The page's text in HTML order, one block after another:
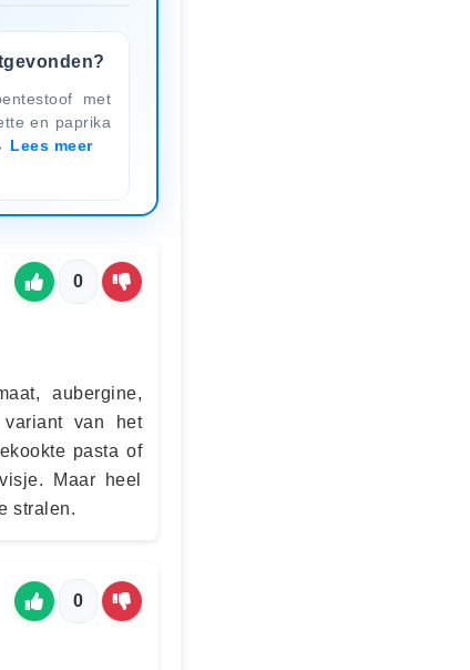
met
en paprika
Lees meer
0
aubergine,
van het
pasta of
Maar heel
stralen.
0